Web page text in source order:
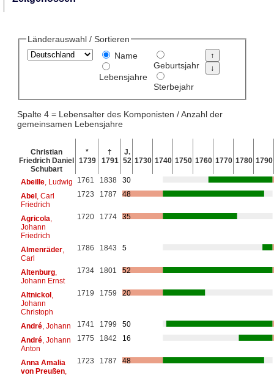
Länderauswahl / Sortieren
Name
Lebensjahre
Geburtsjahr
Sterbejahr
Spalte 4 = Lebensalter des Komponisten / Anzahl der
gemeinsamen Lebensjahre
Christian
Friedrich Daniel
Schubart
*
1739
†
1791
J.
52 1730 1740 1750 1760 1770 1780 1790
Abeille, Ludwig 1761 1838
30
Abel, Carl
Friedrich
1723 1787 48
Agricola
Johann
Friedrich
1720 1774 35
Almenräder,
Carl
1786 1843 5
Altenburg,
Johann Ernst
1734 1801 52
Altnickol,
Johann
Christoph
1719 1759 20
André, Johann 1741 1799
50
André, Johann
Anton
1775 1842 16
Anna Amalia
von Preußen,
1723 1787 48